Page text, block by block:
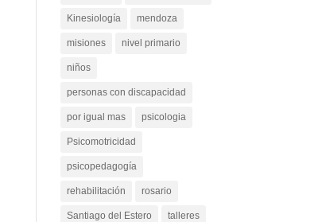
Kinesiología mendoza
misiones nivel primario
niños
personas con discapacidad
por igual mas psicologia
Psicomotricidad
psicopedagogía
rehabilitación rosario
Santiago del Estero talleres